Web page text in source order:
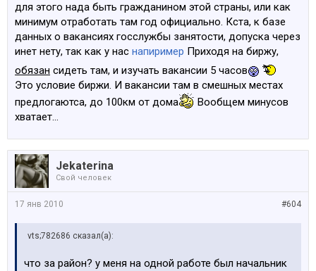
для этого нада быть гражданином этой страны, или как
минимум отработать там год официально. Кста, к базе
данных о вакансиях госслужбы занятости, допуска через
инет нету, так как у нас напиример Приходя на биржу,
обязан сидеть там, и изучать вакансии 5 часов
Это условие биржи. И вакансии там в смешных местах
предлогаютса, до 100км от дома
Вообщем минусов
хватает...
Jekaterina
Свой человек
#604
17 янв 2010
vts;782686 сказал(а):
что за район? у меня на одной работе был начальник